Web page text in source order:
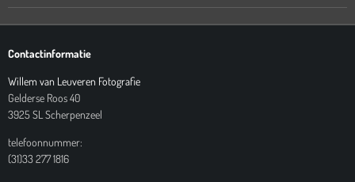
Contactinformatie
Willem van Leuveren Fotografie
Gelderse Roos 40
3925 SL Scherpenzeel
telefoonnummer:
(31)33 277 1816